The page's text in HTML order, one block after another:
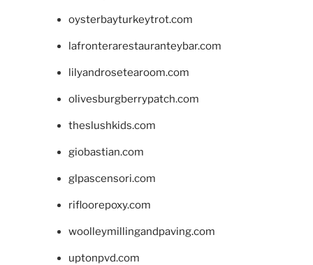
oysterbayturkeytrot.com
lafronterarestauranteybar.com
lilyandrosetearoom.com
olivesburgberrypatch.com
theslushkids.com
giobastian.com
glpascensori.com
rifloorepoxy.com
woolleymillingandpaving.com
uptonpvd.com